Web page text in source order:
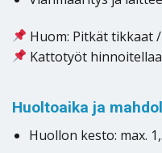
Huom: Pitkät tikkaat
Kattotyöt
Huoltoaika ja
Huollon kesto: max.